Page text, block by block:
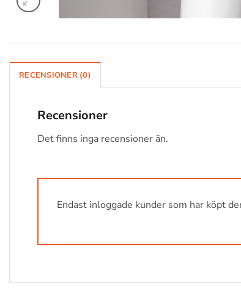
RECENSIONER (0)
Recensioner
Det finns inga recensioner än.
Endast inloggade kunder som har köpt